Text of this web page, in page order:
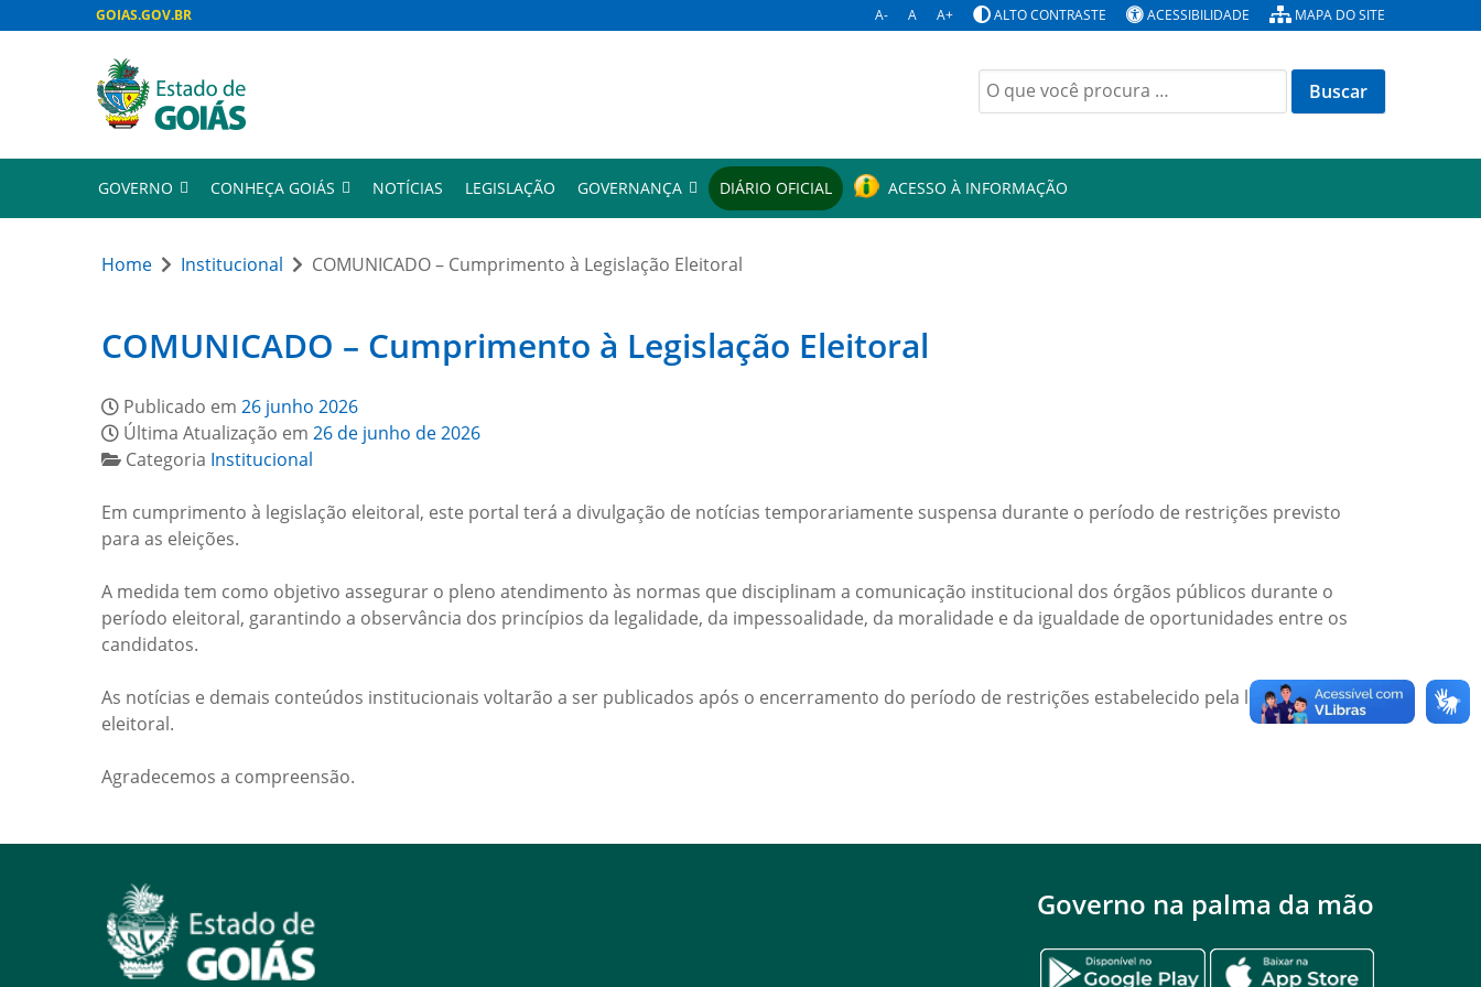
GOIAS.GOV.BR A- A A+ ALTO CONTRASTE ACESSIBILIDADE MAPA DO SITE
Buscar
por:
GOVERNO CONHEÇA GOIÁS NOTÍCIAS LEGISLAÇÃO GOVERNANÇA DIÁRIO OFICIAL ACESSO À INFORMAÇÃO
Home Institucional COMUNICADO – Cumprimento à Legislação Eleitoral
COMUNICADO – Cumprimento à Legislação Eleitoral
Publicado em 26 junho 2026
Última Atualização em 26 de junho de 2026
Categoria Institucional
Em cumprimento à legislação eleitoral, este portal terá a divulgação de notícias temporariamente suspensa durante o período de restrições previsto
para as eleições.
A medida tem como objetivo assegurar o pleno atendimento às normas que disciplinam a comunicação institucional dos órgãos públicos durante o
período eleitoral, garantindo a observância dos princípios da legalidade, da impessoalidade, da moralidade e da igualdade de oportunidades entre os
candidatos.
As notícias e demais conteúdos institucionais voltarão a ser publicados após o encerramento do período de restrições estabelecido pela legislação
eleitoral.
Agradecemos a compreensão.
Governo na palma da mão